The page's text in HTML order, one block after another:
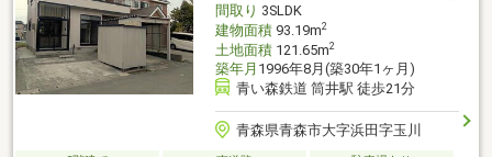
間取り 3SLDK
建物面積93.19m2
土地面積121.65m2
築年月 1996年8月(築30年1ヶ月)
青い森鉄道 筒井駅 徒歩21分
青森県青森市大字浜田字玉川